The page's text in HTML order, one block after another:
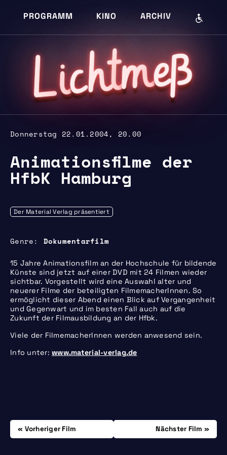
PROGRAMM KINO ARCHIV
Lichtmeß
Donnerstag 22.01.2004, 20.00
Animationsfilme der
HfbK Hamburg
Der Material Verlag präsentiert
Genre Dokumentarfilm
15 Jahre Animationsfilm an der Hochschule für bildende
Künste sind jetzt auf einer DVD mit 24 Filmen wieder
sichtbar. Vorgestellt wird eine Auswahl alter und
neuerer Filme der beteiligten FilmemacherInnen. So
ermöglicht dieser Abend einen Blick auf Vergangenheit
und Gegenwart und im besten Fall auch auf die
Zukunft der Filmausbildung an der Hfbk.
Viele der FilmemacherInnen werden anwesend sein.
Info unter: www.material-verlag.de
Beitrags-
Navigation
Donnerstag, 04.12.
Vorheriger Film Freitag, 30.01.Nächster Film